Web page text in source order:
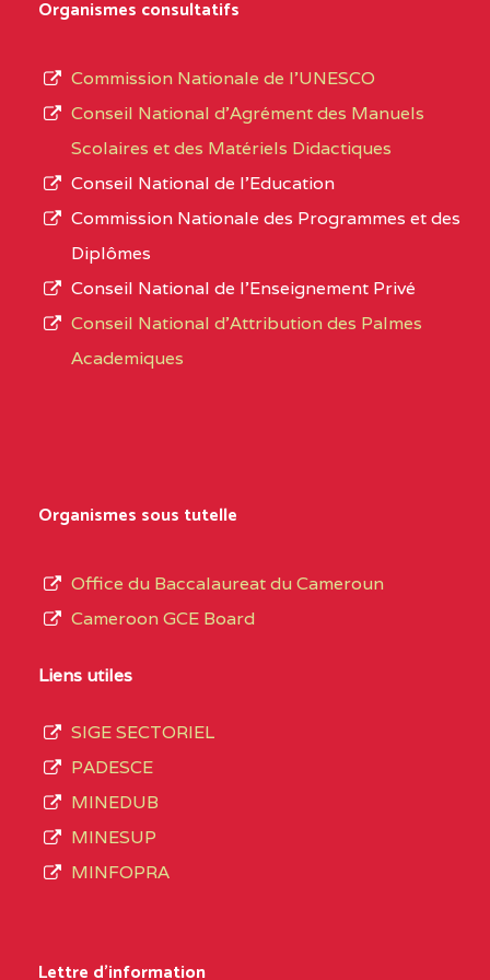
PROFESSIONNEL
(CEGEP) STE FOI BP
:4740 YAOUNDE
CENTRE
COLLEGE PANAFRICAIN
DE L'EXCELLENCE BP
CENTRE
COLLEGE PRIVE
CENTRE
COLLEGE PRIVE LAIC
SAINT MICHEL
CENTRE
CENTRE
type
L’offre
d’éducation
de
du
de
septembre
2020
compte
3408
Organismes consultatifs
Commission Nationale de l’UNESCO
Conseil National d’Agrément des Manuels
Scolaires et des Matériels Didactiques
Conseil National de l’Education
Commission Nationale des Programmes et des
Diplômes
Conseil National de l’Enseignement Privé
Conseil National d'Attribution des Palmes
Academiques
Organismes sous tutelle
Office du Baccalaureat du Cameroun
Cameroon GCE Board
Liens utiles
SIGE SECTORIEL
PADESCE
MINEDUB
MINESUP
MINFOPRA
Lettre d'information